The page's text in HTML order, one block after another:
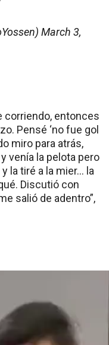
March 3,
corriendo, entonces
Pensé ‘no fue gol
miro para atrás,
venía la pelota pero
la tiré a la mier… la
Discutió con
salió de adentro”,